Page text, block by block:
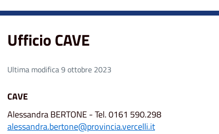
Ufficio CAVE
Ultima modifica 9 ottobre 2023
CAVE
Alessandra BERTONE - Tel. 0161 590.298
alessandra.bertone@provincia.vercelli.it